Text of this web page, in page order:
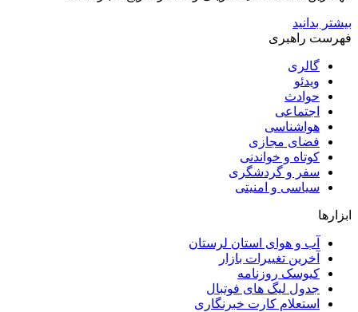
بیشتر بدانید
فهرست راهبری
گالری
ویدئو
حوادث
اجتماعی
هواشناسی
فضای مجازی
کوتاه و خواندنی
سفر و گردشگری
سیاسی و امنیتی
ابزارها
آب و هوای استان لرستان
آخرین تغییرات بازار
کیوسک روزنامه
جدول لیگ های فوتبال
استعلام کارت خبرنگاری